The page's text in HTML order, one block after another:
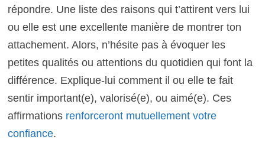
répondre. Une liste des raisons qui t’attirent vers lui
ou elle est une excellente manière de montrer ton
attachement. Alors, n’hésite pas à évoquer les
petites qualités ou attentions du quotidien qui font la
différence. Explique-lui comment il ou elle te fait
sentir important(e), valorisé(e), ou aimé(e). Ces
affirmations renforceront mutuellement votre
confiance.